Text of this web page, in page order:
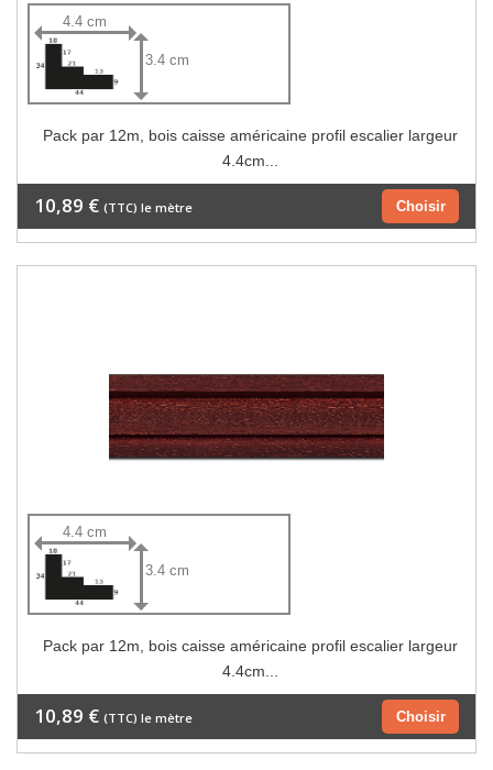
4.4 cm
3.4 cm
Pack par 12m, bois caisse américaine profil escalier largeur
4.4cm...
Choisir
10,89 € (TTC) le mètre
4.4 cm
3.4 cm
Pack par 12m, bois caisse américaine profil escalier largeur
4.4cm...
Choisir
10,89 € (TTC) le mètre